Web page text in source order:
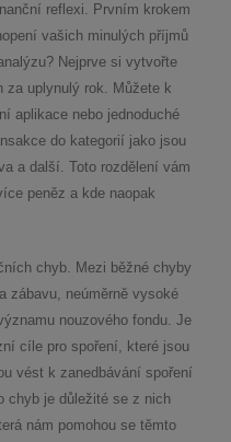
reflexi. Prvním krokem
vašich minulých příjmů
Nejprve si vytvořte
za uplynulý rok. Můžete k
aplikace nebo jednoduché
do kategorií jako jsou
a další. Toto rozdělení vám
peněz a kde naopak
chyb. Mezi běžné chyby
zábavu, neúměrně vysoké
nouzového fondu. Je
cíle pro spoření, které jsou
vést k zanedbávání spoření
chyb je důležité se z nich
nám pomohou se těmto